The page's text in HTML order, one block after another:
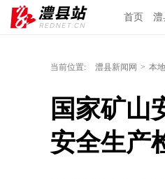
首页 澧
当前位置: 澧县新闻网 > 本
国家矿山
安全生产